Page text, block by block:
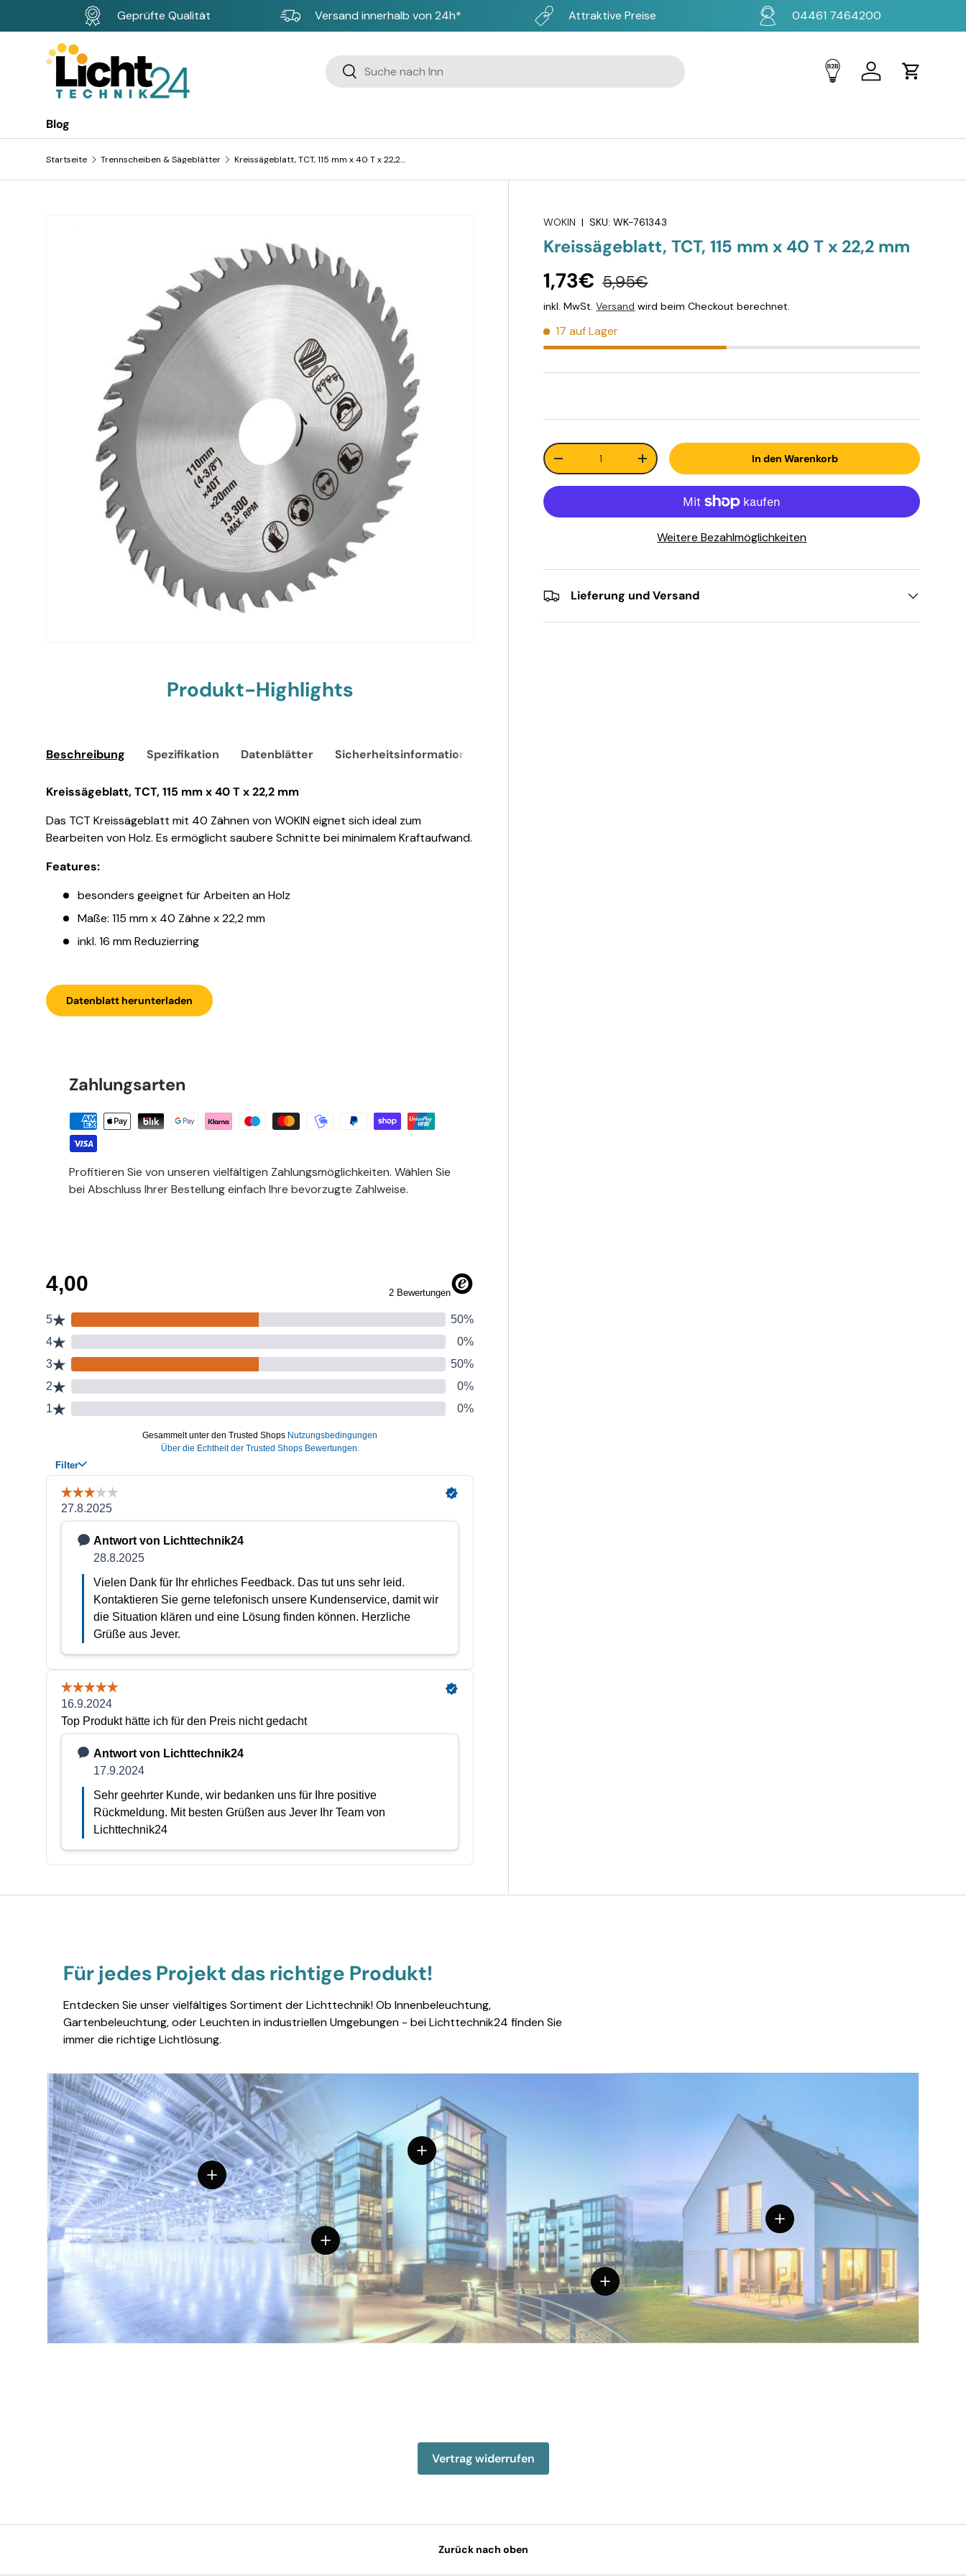
Direkt zum Inhalt
Geprüfte Qualität Versand innerhalb von 24h* Attraktive Preise 04461 7464200
Suchen
Suchen Einloggen
Blog
Startseite Trennscheiben & Sägeblätter Kreissägeblatt, TCT, 115 mm x 40 T x 22,2 mm
WOKIN |SKU: WK-761343
Kreissägeblatt, TCT, 115 mm x 40 T x 22,2 mm
1,73€ 5,95€
inkl. MwSt.Versand wird beim Checkout berechnet.
17 auf Lager
Anzahl
-
+ In den Warenkorb
Weitere Bezahlmöglichkeiten
Lieferung und Versand
Produkt-Highlights
Beschreibung Spezifikation Datenblätter Sicherheitsinformationen
Kreissägeblatt, TCT, 115 mm x 40 T x 22,2 mm
Das TCT Kreissägeblatt mit 40 Zähnen von WOKIN eignet sich ideal zum
Bearbeiten von Holz. Es ermöglicht saubere Schnitte bei minimalem Kraftaufwand.
Features:
besonders geeignet für Arbeiten an Holz
Maße: 115 mm x 40 Zähne x 22,2 mm
inkl. 16 mm Reduzierring
Datenblatt herunterladen
Zahlungsarten
Profitieren Sie von unseren vielfältigen Zahlungsmöglichkeiten. Wählen Sie
bei Abschluss Ihrer Bestellung einfach Ihre bevorzugte Zahlweise.
Für jedes Projekt das richtige Produkt!
Entdecken Sie unser vielfältiges Sortiment der Lichttechnik! Ob Innenbeleuchtung,
Gartenbeleuchtung, oder Leuchten in industriellen Umgebungen - bei Lichttechnik24 finden Sie
immer die richtige Lichtlösung.
Einzelheiten anzeigen
Einzelheiten anzeigen
Einzelheiten anzeigen
Einzelheiten anzeigen
Einzelheiten anzeigen
Vertrag widerrufen
Zurück nach oben